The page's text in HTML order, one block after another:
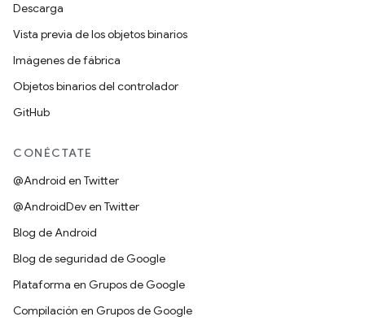
Descarga
Vista previa de los objetos binarios
Imágenes de fábrica
Objetos binarios del controlador
GitHub
CONÉCTATE
@Android en Twitter
@AndroidDev en Twitter
Blog de Android
Blog de seguridad de Google
Plataforma en Grupos de Google
Compilación en Grupos de Google